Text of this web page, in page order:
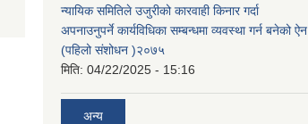
न्यायिक समितिले उजुरीको कारवाही किनार गर्दा
अपनाउनुपर्ने कार्यविधिका सम्बन्धमा व्यवस्था गर्न बनेको ऐन
(पहिलो संशोधन )२०७५
मिति: 04/22/2025 - 15:16
अन्य